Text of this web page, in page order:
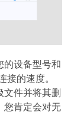
的设备型号和
的速度。
文件并将其删
您肯定会对无